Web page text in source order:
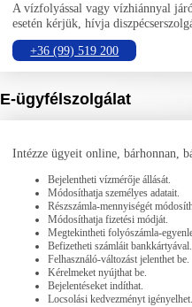
A vízfolyással vagy vízhiánnyal
esetén kérjük, hívja
+36 (99) 519 200
E-ügyfélszolgálat
Intézze ügyeit online, bárhonnan,
Bejelentheti vízmérője állását.
Módosíthatja személyes adatait.
Részszámla-mennyiségét
Módosíthatja fizetési módját.
Megtekintheti folyószámla-
Befizetheti számláit bankkártyával.
Felhasználó-változást jelenthet be.
Kérelmeket nyújthat be.
Bejelentéseket indíthat.
Locsolási kedvezményt igényelhet.